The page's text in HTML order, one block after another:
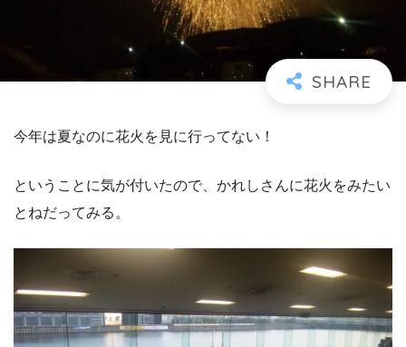
今年は夏なのに花火を見に行ってない！
ということに気が付いたので、かれしさんに花火をみたい
とねだってみる。